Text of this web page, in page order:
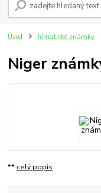
Úvod Tématické známky
Niger
** celý popis